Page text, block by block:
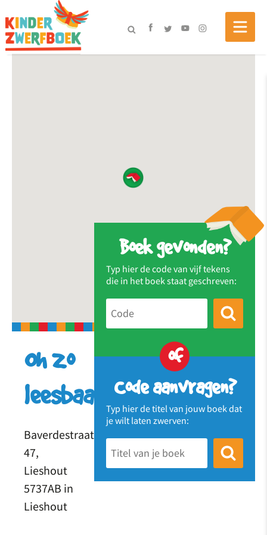
Boek gevonden?
Typ hier de code van vijf tekens
die in het boek staat geschreven:
of
Code aanvragen?
Typ hier de titel van jouw boek dat
je wilt laten zwerven:
Oh zo
leesbaar
Baverdestraat
47,
Lieshout
5737AB in
Lieshout